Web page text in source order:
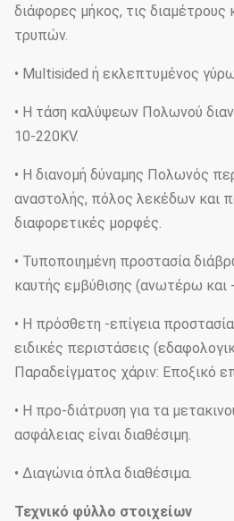
διάφορες μήκος, τις διαμέτρους
τρυπών.
• Multisided ή εκλεπτυμένος
• Η τάση καλύψεων Πολωνού
10-220KV.
• Η διανομή δύναμης Πολωνός
αναστολής, πόλος λεκέδων και
διαφορετικές μορφές.
• Τυποποιημένη προστασία
καυτής εμβύθισης (ανωτέρω και
• Η πρόσθετη -επίγεια προστασία
ειδικές περιστάσεις
Παραδείγματος χάριν: Εποξικό
• Η προ-διάτρυση για τα
ασφάλειας είναι διαθέσιμη.
• Διαγώνια όπλα διαθέσιμα.
Τεχνικό φύλλο στοιχείων